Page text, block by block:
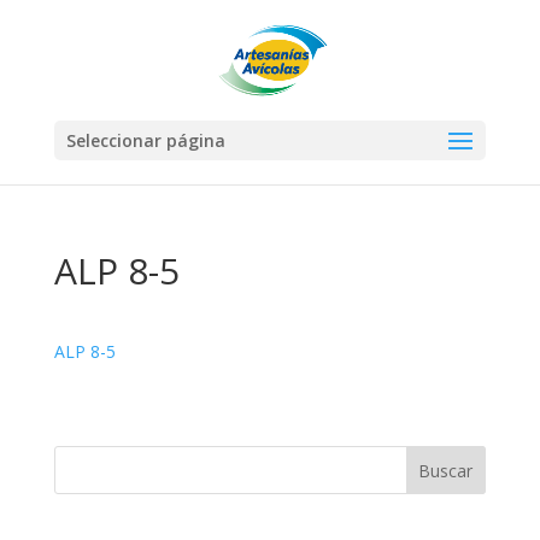
Seleccionar página
ALP 8-5
ALP 8-5